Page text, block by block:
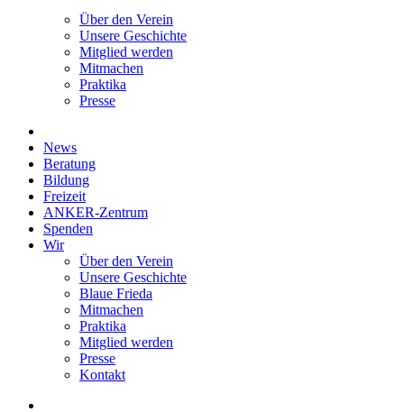
Über den Verein
Unsere Geschichte
Mitglied werden
Mitmachen
Praktika
Presse
News
Beratung
Bildung
Freizeit
ANKER-Zentrum
Spenden
Wir
Über den Verein
Unsere Geschichte
Blaue Frieda
Mitmachen
Praktika
Mitglied werden
Presse
Kontakt